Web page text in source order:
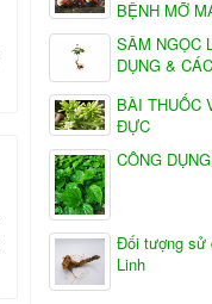
BỆNH MỠ
SÂM NGỌC
DỤNG &
BÀI THUỐC
ĐỰC
CÔNG
Đối tượng sử
Linh